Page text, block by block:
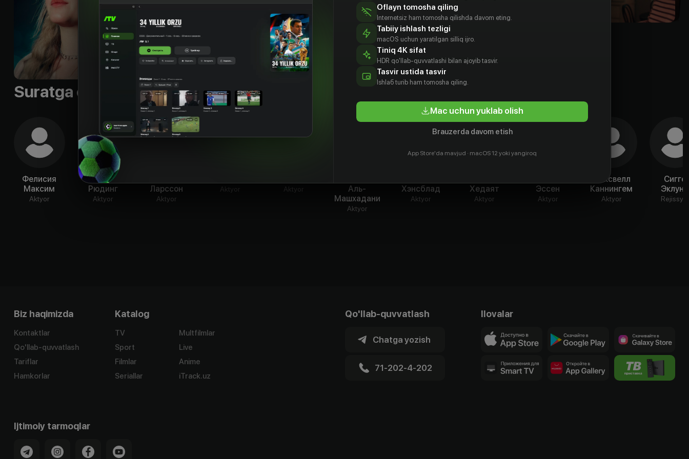
себя заново и вскоре оказывается на пороге достижения всех
своих мечтаний. Но какую цену ей приходится за это заплатить?
Til:
rus, eng
Subtitr
rus, eng
Suratga olish guruhi
Фелисия
Максим
Aktyor
Эдвин
Рюдинг
Aktyor
Ларссон
Aktyor
Aktyor Aktyor
Аль-
Машхадани
Aktyor
Хэнсблад
Aktyor
Хедаят
Aktyor
Эссен
Aktyor
Максвелл
Каннингем
Aktyor
Сигге
Эклунд
Rejissyor
Biz haqimizda
Kontaktlar
Qo'llab-quvvatlash
Tariflar
Hamkorlar
Katalog
TV
Sport
Filmlar
Seriallar
Multfilmlar
Live
Anime
iTrack.uz
Qo'llab-quvvatlash
Chatga yozish
71-202-4-202
Ilovalar
Ijtimoiy tarmoqlar
Oflayn tomosha qiling
Internetsiz ham tomosha qilishda davom eting.
Tabiiy ishlash tezligi
macOS uchun yaratilgan silliq ijro.
Tiniq 4K sifat
HDR qo'llab-quvvatlashi bilan ajoyib tasvir.
Tasvir ustida tasvir
Ishlаб turib ham tomosha qiling.
Mac uchun yuklab olish
Brauzerda davom etish
App Store'da mavjud · macOS 12 yoki yangiroq